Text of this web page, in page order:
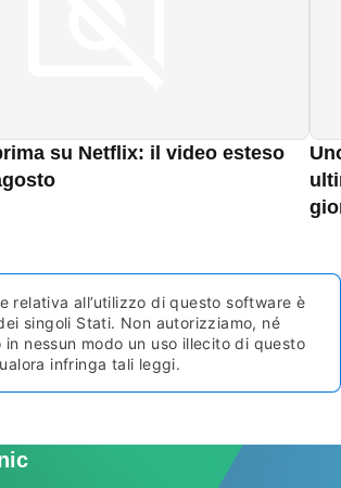
su Netflix: il video esteso
relativa all’utilizzo di questo software è
singoli Stati. Non autorizziamo, né
nessun modo un uso illecito di questo
infringa tali leggi.